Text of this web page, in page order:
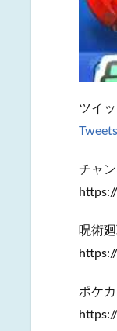
ツイ
チャ
呪術
ポケ